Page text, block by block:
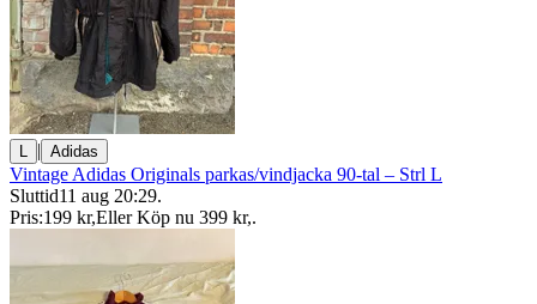
L | Adidas
Vintage Adidas Originals parkas/vindjacka 90-tal – Strl L
Sluttid11 aug 20:29.
Pris:199 kr,Eller Köp nu 399 kr,.